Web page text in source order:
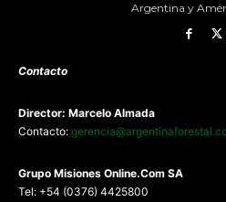
Argentina y
Contacto
Director: Marcelo Almada
Contacto:
Grupo Misiones Online.Com SA
Tel: +54 (0376) 4425800